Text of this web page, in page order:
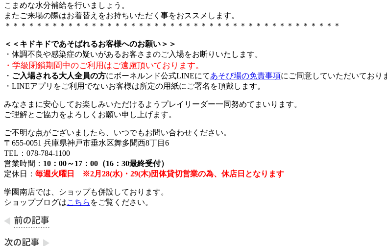
こまめな水分補給を行いましょう。
またご来場の際はお着替えをお持ちいただく事をおススメします。
＊＊＊＊＊＊＊＊＊＊＊＊＊＊＊＊＊＊＊＊＊＊＊＊＊＊＊＊＊＊＊＊＊＊＊＊＊＊＊＊＊＊＊
＜＜キドキドであそばれるお客様へのお願い＞＞
・体調不良や感染症の疑いがあるお客さまのご入場をお断りいたします。
・学級閉鎖期間中のご利用はご遠慮頂いております。
・ ご入場される大人全員の方にボーネルンド公式LINEにてあそび場の免責事項にご同意していただいており
・LINEアプリをご利用でないお客様は所定の用紙にご署名を頂戴します。
みなさまに安心してお楽しみいただけるようプレイリーダー一同努めてまいります。
ご理解とご協力をよろしくお願い申し上げます。
ご不明な点がございましたら、いつでもお問い合わせください。
〒655-0051 兵庫県神戸市垂水区舞多聞西8丁目6
TEL：078-784-1100
営業時間： 10：00～17：00（16：30最終受付）
定休日： 毎週火曜日 ※2月28(水)・29(木)団体貸切営業の為、休店日となります
学園南店では、ショップも併設しております。
ショップブログはこちら をご覧ください。